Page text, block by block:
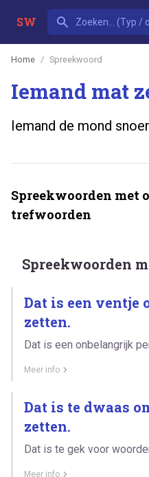
SW
Home Spreekwoord
Iemand mat
Iemand de mond
Spreekwoorden met
trefwoorden
Spreekwoorden
Dat is een ventje
zetten.
Dat is een onbelangrijk
Meer info
Dat is te dwaas
zetten.
Dat is te gek voor
Meer info